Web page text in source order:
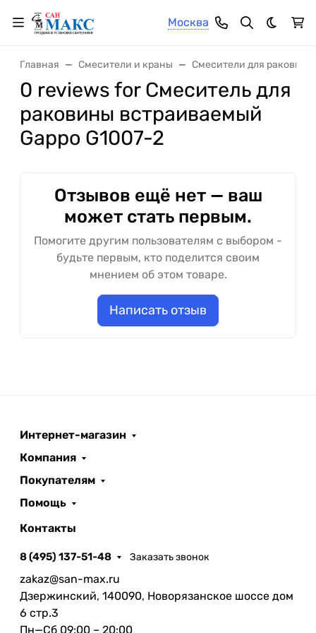
Москва
Темная
Главная Смесители и краны Смесители для раковины
0 reviews for Смеситель для
раковины встраиваемый
Gappo G1007-2
Отзывов ещё нет — ваш
может стать первым.
Помогите другим пользователям с выбором -
будьте первым, кто поделится своим
мнением об этом товаре.
Написать отзыв
Интернет-магазин
Компания
Покупателям
Помощь
Контакты
8 (495) 137-51-48 Заказать звонок
zakaz@san-max.ru
Дзержинский, 140090, Новорязанское шоссе дом
6 стр.3
Пн—Сб 09:00 – 20:00